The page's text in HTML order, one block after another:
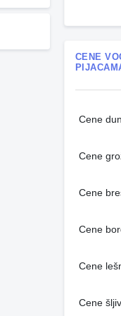
CENE
Cene
Cene
Cene
Cene
Cene
Cene